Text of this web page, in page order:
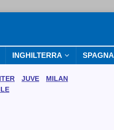
INGHILTERRA SPAGNA
JUVE
MILAN